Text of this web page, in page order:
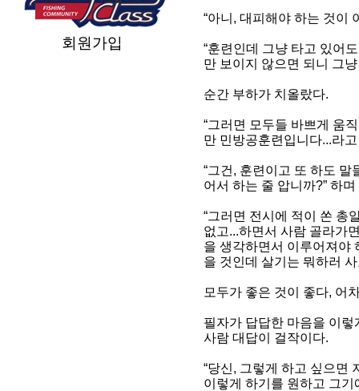
회원가입
“아니, 대피해야 하는 것이
“훈련인데 그냥 타고 있어
만 보이지 않으면 되니 그
순간 부하가 치올랐다.
“그러면 모두들 바쁘게 움
만 민방공훈련입니다...라
“그건, 훈련이고 또 하도
어서 하는 줄 압니까?” 하
“그러면 전시에 적이 쏜 총
없고...하면서 사람 골라가
을 생각하면서 이루어져야
을 것인데 살기는 뭐하러 사
모두가 좋은 것이 좋다, 어
필자가 답답한 마음을 이
사람 대답이 걸작이다.
“당신, 그렇게 하고 싶으면
이렇게 하기를 원하고 그